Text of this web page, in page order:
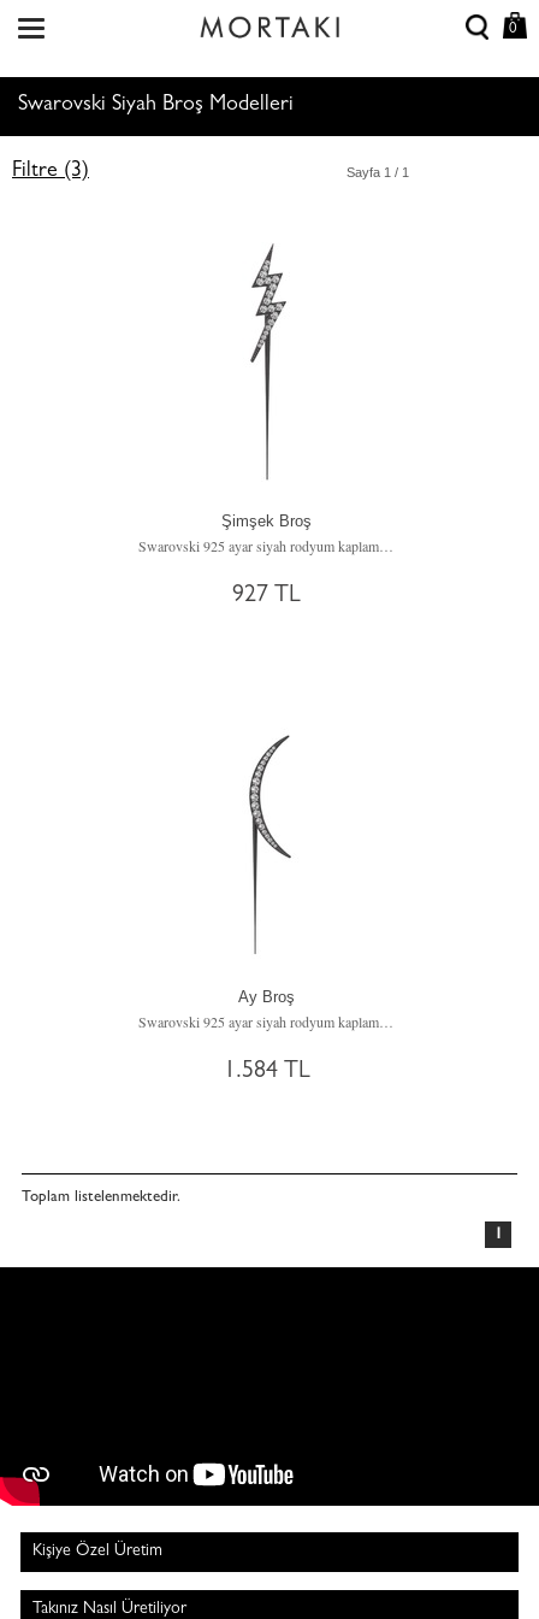
0
Swarovski Siyah Broş Modelleri
Filtre (3) Sayfa 1 / 1
Şimşek Broş
Swarovski 925 ayar siyah rodyum kaplama gümüş broş
927 TL
Ay Broş
Swarovski 925 ayar siyah rodyum kaplama gümüş broş
1.584 TL
Toplam listelenmektedir.
1
Kişiye Özel Üretim
Takınız Nasıl Üretiliyor